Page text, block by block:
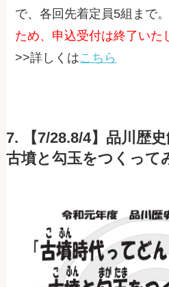
で、各回先着定員5組まで。
ため、申込受付は終了いた
>>詳しくはこちら
7. 【7/28.8/4】品川歴
古墳と勾玉をつくって